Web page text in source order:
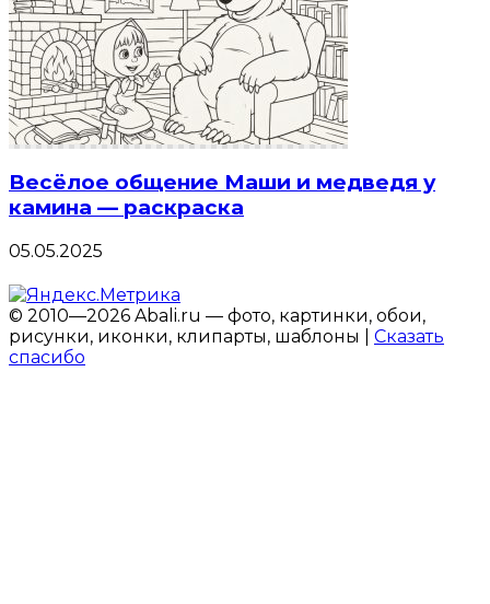
Весёлое общение Маши и медведя у
камина — раскраска
05.05.2025
© 2010—2026 Abali.ru — фото, картинки, обои,
рисунки, иконки, клипарты, шаблоны | Сказать
спасибо